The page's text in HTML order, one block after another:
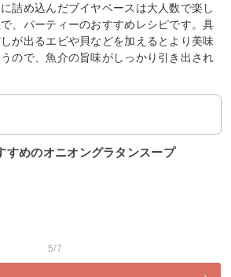
詰め込んだブイヤベースは大人数で楽し
、パーティーのおすすめレシピです。具
が出るエビや貝などを加えるとより美味
ので、魚介の旨味がしっかり引き出され
めのオニオングラタンスープ
5/7